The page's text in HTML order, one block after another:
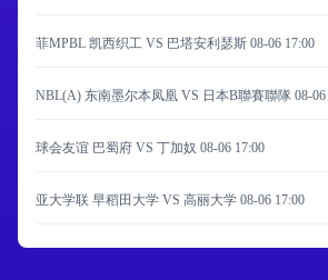
菲MPBL 凯西织工 VS 巴塔安利瑟斯 08-06 17:00
NBL(A) 东南墨尔本凤凰 VS 日本B聯賽聯隊 08-
球会友谊 巴蜀府 VS 丁加奴 08-06 17:00
亚大学联 早稻田大学 VS 高丽大学 08-06 17:00